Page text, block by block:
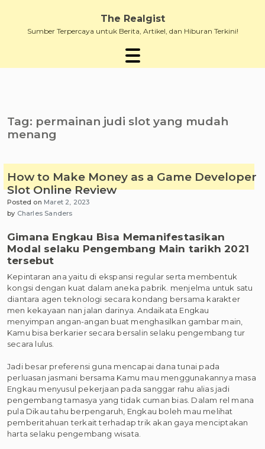
content
The Realgist
Sumber Terpercaya untuk Berita, Artikel, dan Hiburan Terkini!
Tag: permainan judi slot yang mudah
menang
How to Make Money as a Game Developer
Slot Online Review
Posted on Maret 2, 2023
by Charles Sanders
Gimana Engkau Bisa Memanifestasikan
Modal selaku Pengembang Main tarikh 2021
tersebut
Kepintaran ana yaitu di ekspansi regular serta membentuk
kongsi dengan kuat dalam aneka pabrik. menjelma untuk satu
diantara agen teknologi secara kondang bersama karakter
men kekayaan nan jalan darinya. Andaikata Engkau
menyimpan angan-angan buat menghasilkan gambar main,
Kamu bisa berkarier secara bersalin selaku pengembang tur
secara lulus.
Jadi besar preferensi guna mencapai dana tunai pada
perluasan jasmani bersama Kamu mau menggunakannya masa
Engkau menyusul pekerjaan pada sanggar rahu alias jadi
pengembang tamasya yang tidak cuman bias. Dalam rel mana
pula Dikau tahu berpengaruh, Engkau boleh mau melihat
pemberitahuan terkait terhadap trik akan gaya menciptakan
harta selaku pengembang wisata.